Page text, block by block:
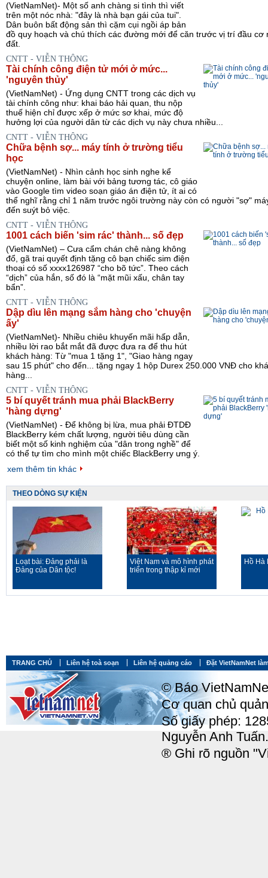
(VietNamNet)- Một số anh chàng si tình thì viết
trên một nóc nhà: "đây là nhà bạn gái của tui".
Dân buôn bất động sản thì cặm cụi ngồi áp bản
đồ quy hoạch và chú thích các đường mới để căn trước vị trí đầu cơ
đất.
CNTT - VIỄN THÔNG
Tài chính công điện tử mới ở mức...
'nguyên thủy'
(VietNamNet) - Ứng dụng CNTT trong các dịch vụ
tài chính công như: khai báo hải quan, thu nộp
thuế hiện chỉ được xếp ở mức sơ khai, mức độ
hưởng lợi của người dân từ các dịch vụ này chưa nhiều...
CNTT - VIỄN THÔNG
Chữa bệnh sợ... máy tính ở trường tiểu
học
(VietNamNet) - Nhìn cảnh học sinh nghe kể
chuyện online, làm bài với bảng tương tác, cô giáo
vào Google tìm video soạn giáo án điện tử, ít ai có
thể nghĩ rằng chỉ 1 năm trước ngôi trường này còn có người "sợ"
đến suýt bỏ việc.
CNTT - VIỄN THÔNG
1001 cách biến 'sim rác' thành... số đẹp
(VietNamNet) – Cưa cẩm chán chê nàng không
đổ, gã trai quyết định tặng cô bạn chiếc sim điện
thoại có số xxxx126987 “cho bõ tức”. Theo cách
“dịch” của hắn, số đó là “mặt mũi xấu, chân tay
bẩn”.
CNTT - VIỄN THÔNG
Dập dìu lên mạng sắm hàng cho 'chuyện
ấy'
(VietNamNet)- Nhiều chiêu khuyến mãi hấp dẫn,
nhiều lời rao bắt mắt đã được đưa ra để thu hút
khách hàng: Từ "mua 1 tặng 1", "Giao hàng ngay
sau 15 phút" cho đến... tặng ngay 1 hộp Durex 250.000 VNĐ cho
hàng...
CNTT - VIỄN THÔNG
5 bí quyết tránh mua phải BlackBerry
'hàng dựng'
(VietNamNet) - Để không bị lừa, mua phải ĐTDĐ
BlackBerry kém chất lượng, người tiêu dùng cần
biết một số kinh nghiệm của "dân trong nghề" để
có thể tự tìm cho mình một chiếc BlackBerry ưng ý.
xem thêm tin khác
THEO DÒNG SỰ KIỆN
Loạt bài: Đảng phải là
Đảng của Dân tộc!
Việt Nam và mô hình phát
triển trong thập kỉ mới
Hồ Hà
TRANG CHỦ Liên hệ toà soạn Liên hệ quảng cáo Đặt VietNamNet
© Báo
Cơ quan chủ
Số giấy phép:
Nguyễn Anh Tuấn.
® Ghi rõ nguồn